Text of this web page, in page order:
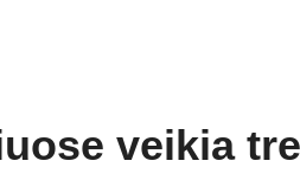
Pilates
veikia